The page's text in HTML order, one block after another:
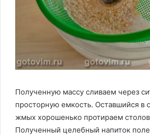
Полученную массу сливаем через
просторную емкость. Оставшийся в
жмых хорошенько протираем
Полученный целебный напиток